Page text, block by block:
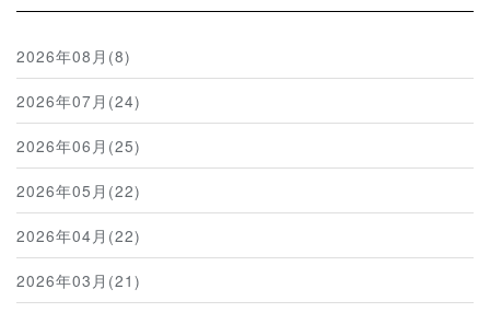
2026年08月(8)
2026年07月(24)
2026年06月(25)
2026年05月(22)
2026年04月(22)
2026年03月(21)